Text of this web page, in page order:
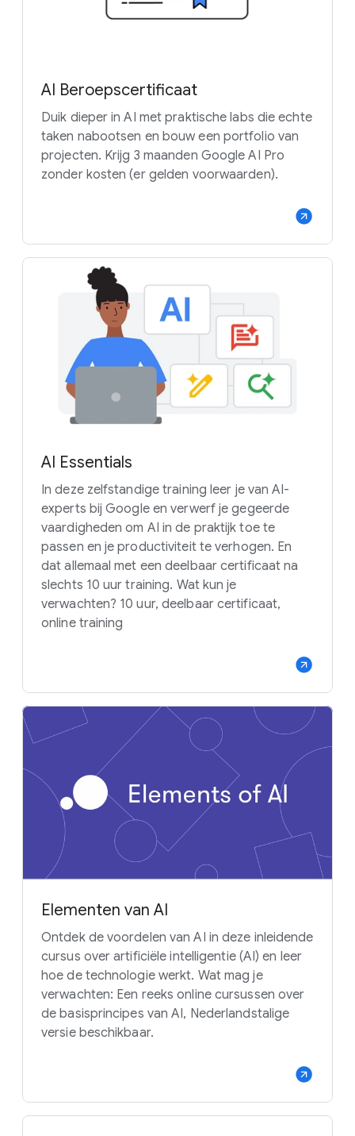
AI Beroepscertificaat
Duik dieper in AI met praktische labs die echte
taken nabootsen en bouw een portfolio van
projecten. Krijg 3 maanden Google AI Pro
zonder kosten (er gelden voorwaarden).
AI Essentials
In deze zelfstandige training leer je van AI-
experts bij Google en verwerf je gegeerde
vaardigheden om AI in de praktijk toe te
passen en je productiviteit te verhogen. En
dat allemaal met een deelbaar certificaat na
slechts 10 uur training. Wat kun je
verwachten? 10 uur, deelbaar certificaat,
online training
Elementen van AI
Ontdek de voordelen van AI in deze inleidende
cursus over artificiële intelligentie (AI) en leer
hoe de technologie werkt. Wat mag je
verwachten: Een reeks online cursussen over
de basisprincipes van AI, Nederlandstalige
versie beschikbaar.